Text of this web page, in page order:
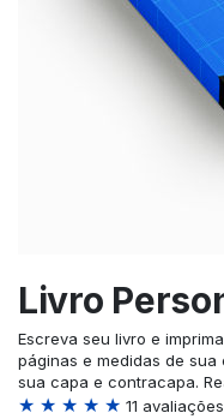
Livro
Escreva seu livro e
páginas e medidas de
sua capa e contracapa.
★ ★ ★ ★ ★ 11 avaliações